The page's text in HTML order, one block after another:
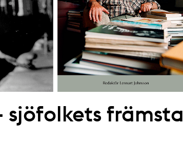
sjöfolkets främsta